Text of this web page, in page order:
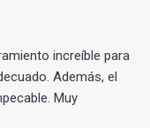
increíble para
Además, el
Muy